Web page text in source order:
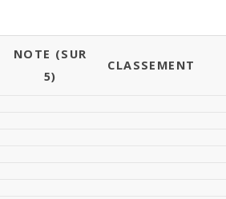
NOTE (SUR
5)
CLASSEMENT